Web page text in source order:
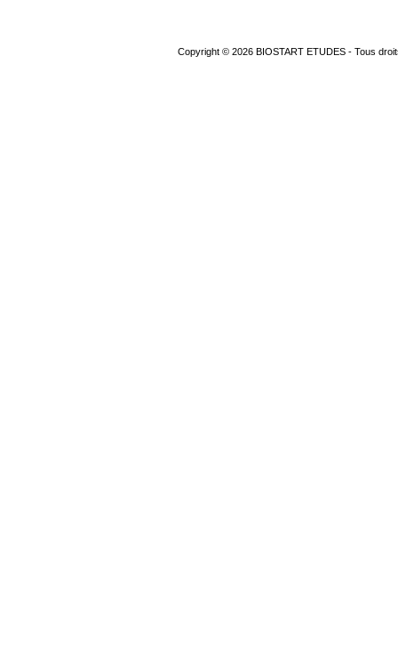
Copyright © 2026 BIOSTART ETUDES - Tous